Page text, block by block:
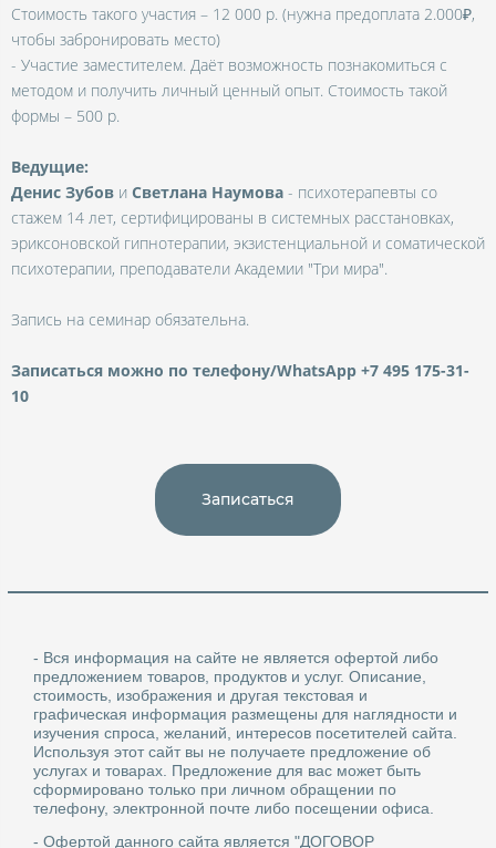
Стоимость такого участия – 12 000 р. (нужна предоплата 2.000₽,
чтобы забронировать место)
- Участие заместителем. Даёт возможность познакомиться с
методом и получить личный ценный опыт. Стоимость такой
формы – 500 р.
Ведущие:
Денис Зубов и Светлана Наумова - психотерапевты со
стажем 14 лет, сертифицированы в системных расстановках,
эриксоновской гипнотерапии, экзистенциальной и соматической
психотерапии, преподаватели Академии "Три мира".
Запись на семинар обязательна.
Записаться можно по телефону/WhatsApp +7 495 175-31-
10
Записаться
- Вся информация на сайте не является офертой либо
предложением товаров, продуктов и услуг. Описание,
стоимость, изображения и другая текстовая и
графическая информация размещены для наглядности и
изучения спроса, желаний, интересов посетителей сайта.
Используя этот сайт вы не получаете предложение об
услугах и товарах. Предложение для вас может быть
сформировано только при личном обращении по
телефону, электронной почте либо посещении офиса.
- Офертой данного сайта является "ДОГОВОР